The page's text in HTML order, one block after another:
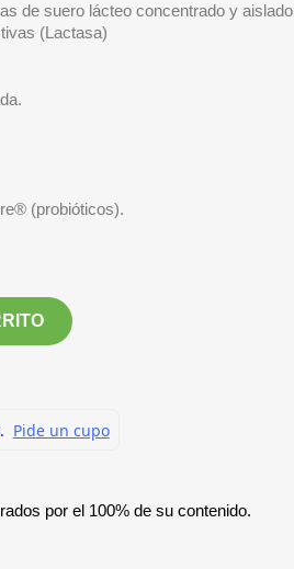
de suero lácteo concentrado y aislado
(Lactasa)
(probióticos).
por el 100% de su contenido.